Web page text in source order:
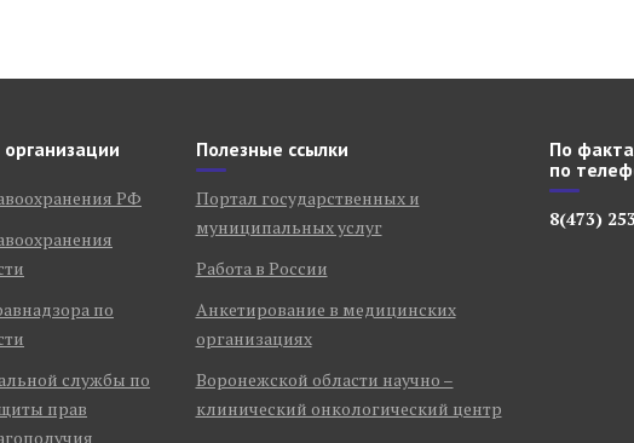
РФ
по
службы по
прав
Полезные ссылки
Портал государственных и
муниципальных услуг
Работа в России
Анкетирование в медицинских
организациях
Воронежской области научно –
клинический онкологический центр
По
по
8(473)